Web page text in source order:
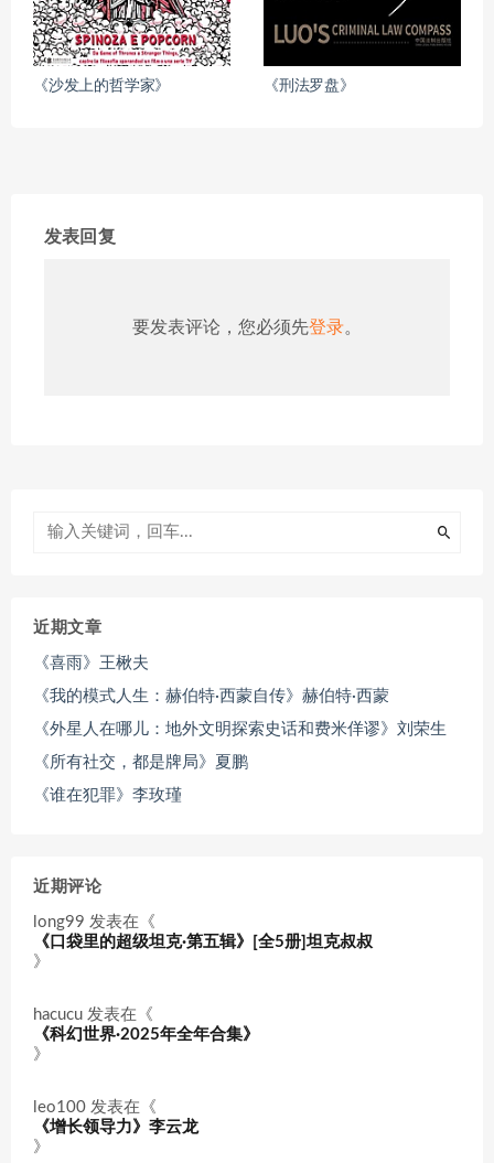
《沙发上的哲学家》 《刑法罗盘》
发表回复
要发表评论，您必须先登录。
近期文章
《喜雨》王楸夫
《我的模式人生：赫伯特·西蒙自传》赫伯特·西蒙
《外星人在哪儿：地外文明探索史话和费米佯谬》刘荣生
《所有社交，都是牌局》夏鹏
《谁在犯罪》李玫瑾
近期评论
long99 发表在《
《口袋里的超级坦克·第五辑》[全5册]坦克叔叔
》
hacucu 发表在《
《科幻世界·2025年全年合集》
》
leo100 发表在《
《增长领导力》李云龙
》